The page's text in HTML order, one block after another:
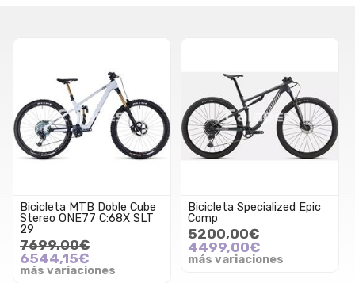
Bicicleta MTB Doble Cube
Stereo ONE77 C:68X SLT
29
7699,00€
6544,15€
más variaciones
Bicicleta Specialized Epic
Comp
5200,00€
4499,00€
más variaciones